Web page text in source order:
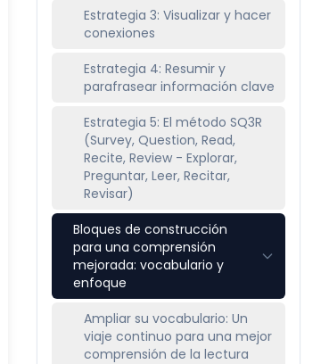
Estrategia 3: Visualizar y hacer
conexiones
Estrategia 4: Resumir y
parafrasear información clave
Estrategia 5: El método SQ3R
(Survey, Question, Read,
Recite, Review - Explorar,
Preguntar, Leer, Recitar,
Revisar)
Bloques de construcción
para una comprensión
mejorada: vocabulario y
enfoque
Ampliar su vocabulario: Un
viaje continuo para una mejor
comprensión de la lectura